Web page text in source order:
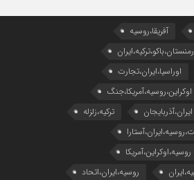
آفریقا،روسیه
اوراسیا،ایران،تجارت
اوکراین،روسیه،آمریکا،جنگ
ایران،آذربایجان
ترکیه،زلزله
روسیه،اوکراین،آمریکا
روسیه،ایران،اتحاد